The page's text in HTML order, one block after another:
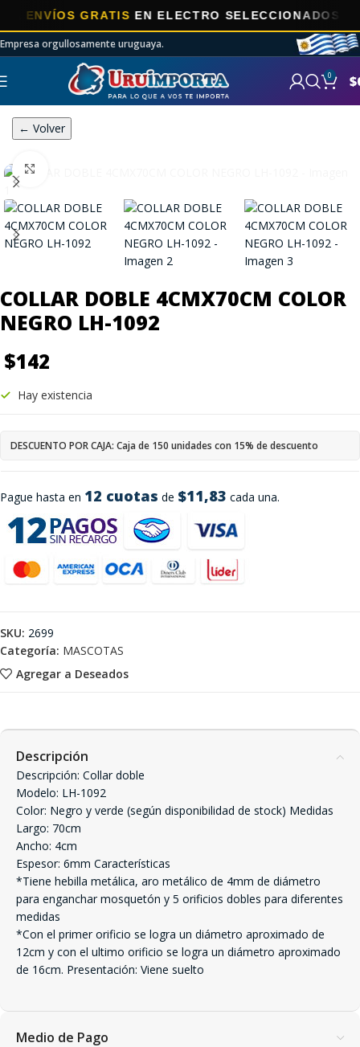
GRATISEN ELECTRO SELECCIONADOS!
Empresa orgullosamente uruguaya.
0 $
← Volver
COLLAR DOBLE 4CMX70CM COLOR
NEGRO LH-1092
$142
Pague hasta en 12 cuotas de $11,83 cada una.
Hay existencia
DESCUENTO POR CAJA: Caja de 150 unidades con 15% de descuento
Agregar a Deseados
SKU: 2699
Categoría: MASCOTAS
Descripción
Descripción: Collar doble
Modelo: LH-1092
Color: Negro y verde (según disponibilidad de stock) Medidas
Largo: 70cm
Ancho: 4cm
Espesor: 6mm Características
*Tiene hebilla metálica, aro metálico de 4mm de diámetro
para enganchar mosquetón y 5 orificios dobles para diferentes
medidas
*Con el primer orificio se logra un diámetro aproximado de
12cm y con el ultimo orificio se logra un diámetro aproximado
de 16cm. Presentación: Viene suelto
Medio de Pago